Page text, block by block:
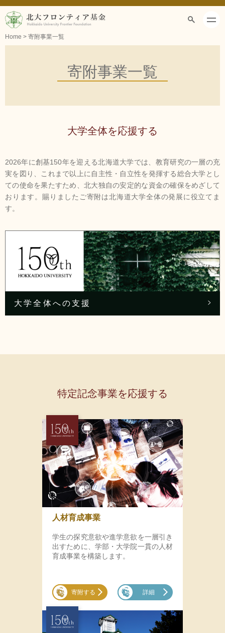
寄附する マイページ
寄附者の方へ
寄附者からの
北海道大学HPへ お問合せ/資料請求
Home > 寄附事業一覧
寄附事業一覧
大学全体を応援する
2026年に創基150年を迎える北海道大学では、教育研究の一層の充
実を図り、これまで以上に自主性・自立性を発揮する総合大学とし
ての使命を果たすため、北大独自の安定的な資金の確保をめざして
おります。賜りましたご寄附は北海道大学全体の発展に役立てま
す。
大学全体への支援
特定記念事業を応援する
人材育成事業
学生の探究意欲や進学意欲を一層引き
出すために、学部・大学院一貫の人材
育成事業を構築します。
寄附する 詳細